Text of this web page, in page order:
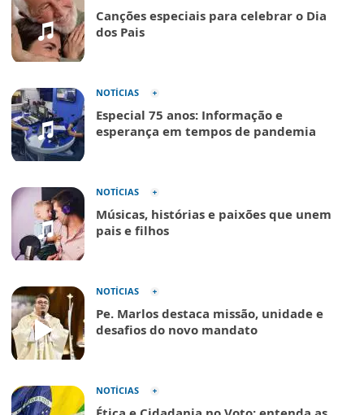
Canções especiais para celebrar o Dia
dos Pais
NOTÍCIAS
Especial 75 anos: Informação e
esperança em tempos de pandemia
NOTÍCIAS
Músicas, histórias e paixões que unem
pais e filhos
NOTÍCIAS
Pe. Marlos destaca missão, unidade e
desafios do novo mandato
NOTÍCIAS